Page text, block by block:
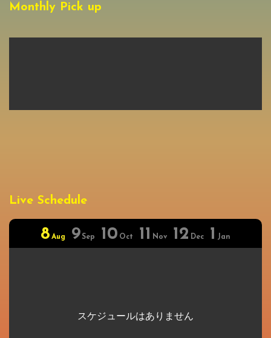
Monthly Pick up
Live Schedule
8 Aug 9 Sep 10 Oct 11 Nov 12 Dec 1 Jan
スケジュールはありません